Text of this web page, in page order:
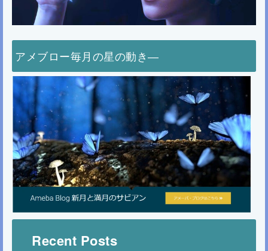
アメブロー毎月の星の動き―
Recent Posts